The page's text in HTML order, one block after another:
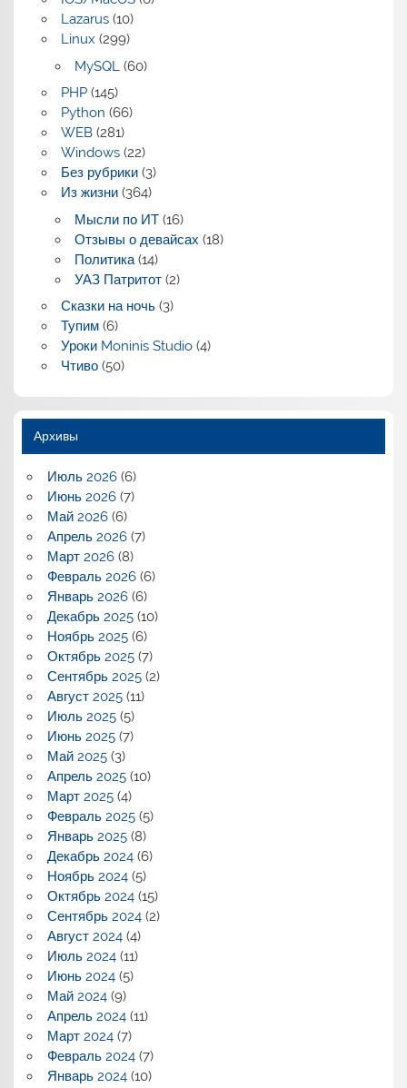
Lazarus(10)
Linux (299)
MySQL (60)
PHP(145)
Python (66)
WEB(281)
Windows(22)
Без рубрики(3)
Из жизни(364)
Мысли по ИТ(16)
Отзывы о девайсах (18)
Политика(14)
УАЗ Патритот(2)
Сказки на ночь(3)
Тупим(6)
Уроки Moninis Studio(4)
Чтиво(50)
Архивы
Июль 2026(6)
Июнь 2026(7)
Май 2026(6)
Апрель 2026(7)
Март 2026(8)
Февраль 2026(6)
Январь 2026(6)
Декабрь 2025(10)
Ноябрь 2025(6)
Октябрь 2025(7)
Сентябрь 2025(2)
Август 2025(11)
Июль 2025(5)
Июнь 2025(7)
Май 2025(3)
Апрель 2025(10)
Март 2025(4)
Февраль 2025(5)
Январь 2025(8)
Декабрь 2024(6)
Ноябрь 2024(5)
Октябрь 2024(15)
Сентябрь 2024(2)
Август 2024(4)
Июль 2024(11)
Июнь 2024(5)
Май 2024(9)
Апрель 2024(11)
Март 2024(7)
Февраль 2024(7)
Январь 2024(10)